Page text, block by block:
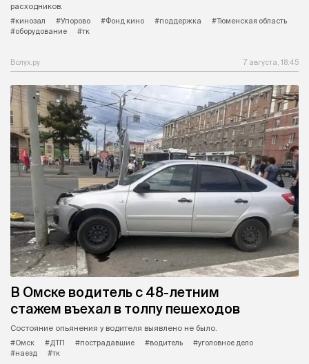
расходников.
#кинозал
#Упорово #Фонд кино #поддержка
#Тюменская область
#оборудование
#тк
Вслух.ру 7 августа, 18:45
В Омске водитель с 48-летним
стажем въехал в толпу пешеходов
Состояние опьянения у водителя выявлено не было.
#Омск
#ДТП #пострадавшие #водитель
#уголовное дело
#наезд
#тк